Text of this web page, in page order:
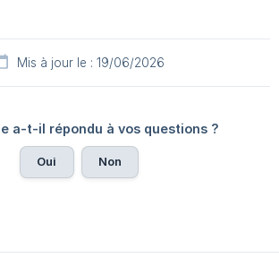
Mis à jour le : 19/06/2026
a-t-il répondu à vos questions ?
Oui Non